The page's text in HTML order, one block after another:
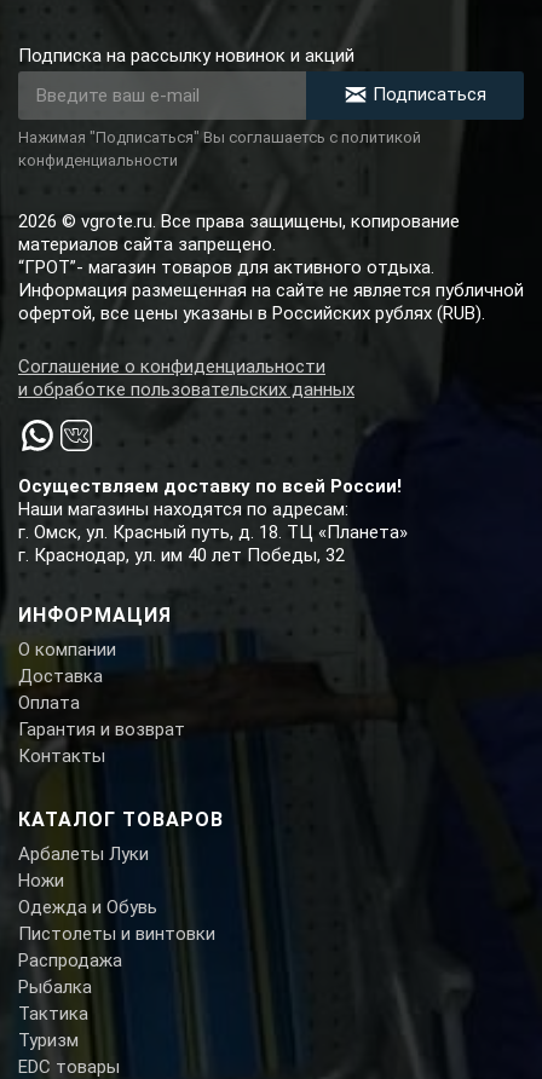
Осуществляем доставку по всей России!
Наши магазины находятся по адресам:
г. Омск, ул. Красный путь, д. 18. ТЦ «Планета»
г. Краснодар, ул. им 40 лет Победы, 32
ИНФОРМАЦИЯ
О компании
Доставка
Оплата
Гарантия и возврат
Контакты
КАТАЛОГ ТОВАРОВ
Арбалеты Луки
Ножи
Одежда и Обувь
Пистолеты и винтовки
Распродажа
Рыбалка
Тактика
Туризм
EDC товары
Подписка на рассылку новинок и акций
Подписаться
Нажимая "Подписаться" Вы соглашаетсь с политикой
конфиденциальности
2026 © vgrote.ru. Все права защищены, копирование
материалов сайта запрещено.
“ГРОТ”- магазин товаров для активного отдыха.
Информация размещенная на сайте не является публичной
офертой, все цены указаны в Российских рублях (RUB).
Соглашение о конфиденциальности
и обработке пользовательских данных